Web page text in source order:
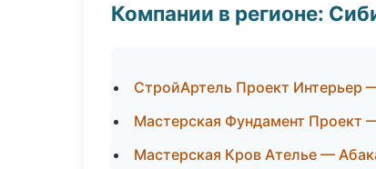
Компании в регионе:
СтройАртель Проект Интерьер
Мастерская Фундамент Проект
Мастерская Кров Ателье —